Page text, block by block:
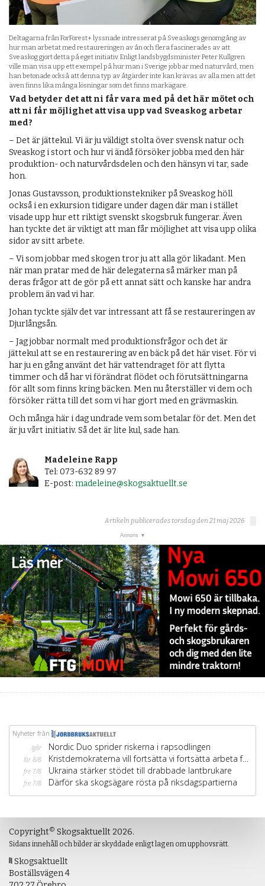
Deltagarna från ForForest+ lyssnade intresserat på Sveaskogs genomgång av
hur man arbetat med restaureringen av ån och flera fascinerades av att
Sveaskog gjort detta på eget initiativ. Enligt landsbygdsminister Peter Kullgren
ville man visa upp ett exempel på hur man i Sverige jobbar med naturvård, men
han betonade också att denna typ av åtgärder inte kan krävas av alla men att det
även finns lika många lösningar som det finns markägare.
Vad betyder det att ni får vara med på det här mötet och
att ni får möjlighet att visa upp vad Sveaskog arbetar
med?
– Det är jättekul. Vi är ju väldigt stolta över svensk natur och
Sveaskog i stort och hur vi ändå försöker jobba med den här
produktion- och naturvårdsdelen och den hänsyn vi tar, sade
hon.
Jonas Gustavsson, produktionstekniker på Sveaskog höll
också i en exkursion tidigare under dagen där man i stället
visade upp hur ett riktigt svenskt skogsbruk fungerar. Även
han tyckte det är viktigt att man får möjlighet att visa upp olika
sidor av sitt arbete.
– Vi som jobbar med skogen tror ju att alla gör likadant. Men
när man pratar med de här delegaterna så märker man på
deras frågor att de gör på ett annat sätt och kanske har andra
problem än vad vi har.
Johan tyckte själv det var intressant att få se restaureringen av
Djurlångsån.
– Jag jobbar normalt med produktionsfrågor och det är
jättekul att se en restaurering av en bäck på det här viset. För vi
har ju en gång använt det här vattendraget för att flytta
timmer och då har vi förändrat flödet och förutsättningarna
för allt som finns kring bäcken. Men nu återställer vi dem och
försöker rätta till det som vi har gjort med en grävmaskin.
Och många här i dag undrade vem som betalar för det. Men det
är ju vårt initiativ. Så det är lite kul, sade han.
Madeleine Rapp
Tel: 073-632 89 97
E-post: madeleine@skogsaktuellt.se
Artikeln publicerades torsdag den 21 maj 2026
Copyright© Skogsaktuellt 2026.
Sidans innehåll och bilder är skyddade enligt lagen om upphovsrätt.
Skogsaktuellt
Boställsvägen 4